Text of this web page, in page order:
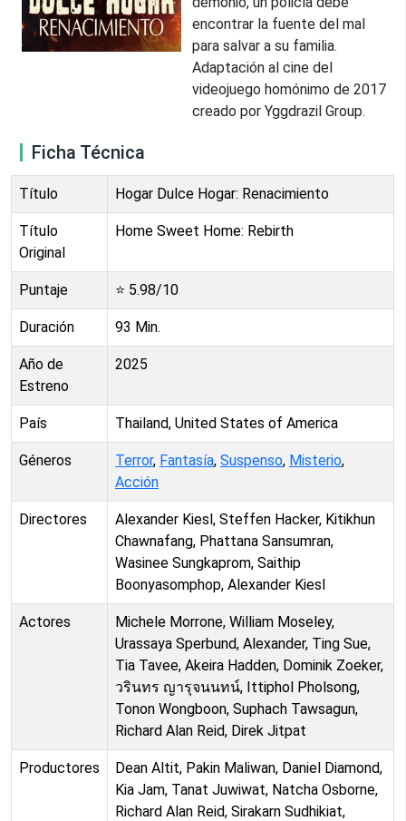
encontrar la fuente del mal
para salvar a su familia.
Adaptación al cine del
videojuego homónimo de 2017
creado por Yggdrazil Group.
Ficha Técnica
Título Hogar Dulce Hogar: Renacimiento
Título
Original
Home Sweet Home: Rebirth
Puntaje ⭐ 5.98/10
Duración 93 Min.
Año de
Estreno
2025
País Thailand, United States of America
Géneros Terror, Fantasía, Suspenso, Misterio,
Acción
Directores
Alexander Kiesl, Steffen Hacker, Kitikhun
Chawnafang, Phattana Sansumran,
Wasinee Sungkaprom, Saithip
Boonyasomphop, Alexander Kiesl
Actores
Michele Morrone, William Moseley,
Urassaya Sperbund, Alexander, Ting Sue,
Tia Tavee, Akeira Hadden, Dominik Zoeker,
วรินทร ญารุจนนทน์, Ittiphol Pholsong,
Tonon Wongboon, Suphach Tawsagun,
Richard Alan Reid, Direk Jitpat
Productores
Dean Altit, Pakin Maliwan, Daniel Diamond,
Kia Jam, Tanat Juwiwat, Natcha Osborne,
Richard Alan Reid, Sirakarn Sudhikiat,